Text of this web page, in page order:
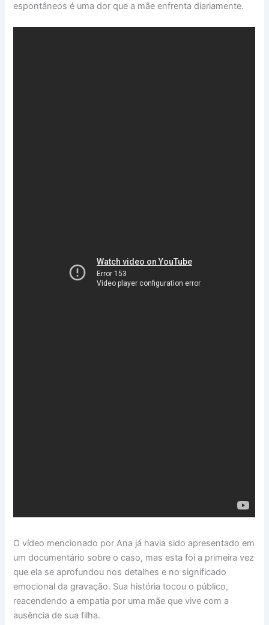
espontâneos é uma dor que a mãe enfrenta diariamente.
O vídeo mencionado por Ana já havia sido apresentado em
um documentário sobre o caso, mas esta foi a primeira vez
que ela se aprofundou nos detalhes e no significado
emocional da gravação. Sua história tocou o público,
reacendendo a empatia por uma mãe que vive com a
ausência de sua filha.